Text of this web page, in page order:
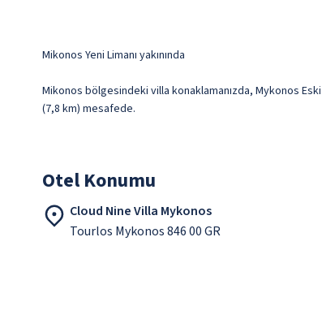
Mikonos Yeni Limanı yakınında
Mikonos bölgesindeki villa konaklamanızda, Mykonos
(7,8 km) mesafede.
Otel Konumu
Cloud Nine Villa Mykonos
Tourlos Mykonos 846 00 GR